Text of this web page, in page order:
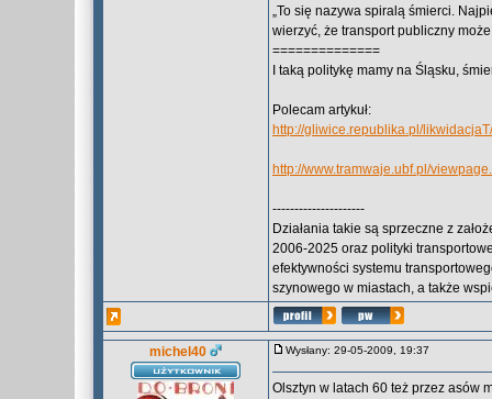
„To się nazywa spiralą śmierci.
wierzyć, że transport publiczny
==============
I taką politykę mamy na Śląsku,
Polecam artykuł:
http://gliwice.republika.pl/likwidacjaT/
http://www.tramwaje.ubf.pl/
---------------------
Działania takie są sprzeczne z
2006-2025 oraz polityki
efektywności systemu
szynowego w miastach, a także
michel40 Wysłany: 29-05-2009, 19:37
Olsztyn w latach 60 też przez asów